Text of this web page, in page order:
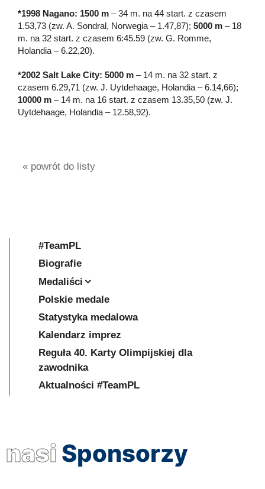
*1998 Nagano: 1500 m – 34 m. na 44 start. z czasem
1.53,73 (zw. A. Sondral, Norwegia – 1.47,87); 5000 m – 18
m. na 32 start. z czasem 6:45.59 (zw. G. Romme,
Holandia – 6.22,20).
*2002 Salt Lake City: 5000 m – 14 m. na 32 start. z
czasem 6.29,71 (zw. J. Uytdehaage, Holandia – 6.14,66);
10000 m – 14 m. na 16 start. z czasem 13.35,50 (zw. J.
Uytdehaage, Holandia – 12.58,92).
« powrót do listy
#TeamPL
Biografie
Medaliści
Polskie medale
Statystyka medalowa
Kalendarz imprez
Reguła 40. Karty Olimpijskiej dla
zawodnika
Aktualności #TeamPL
nasi Sponsorzy